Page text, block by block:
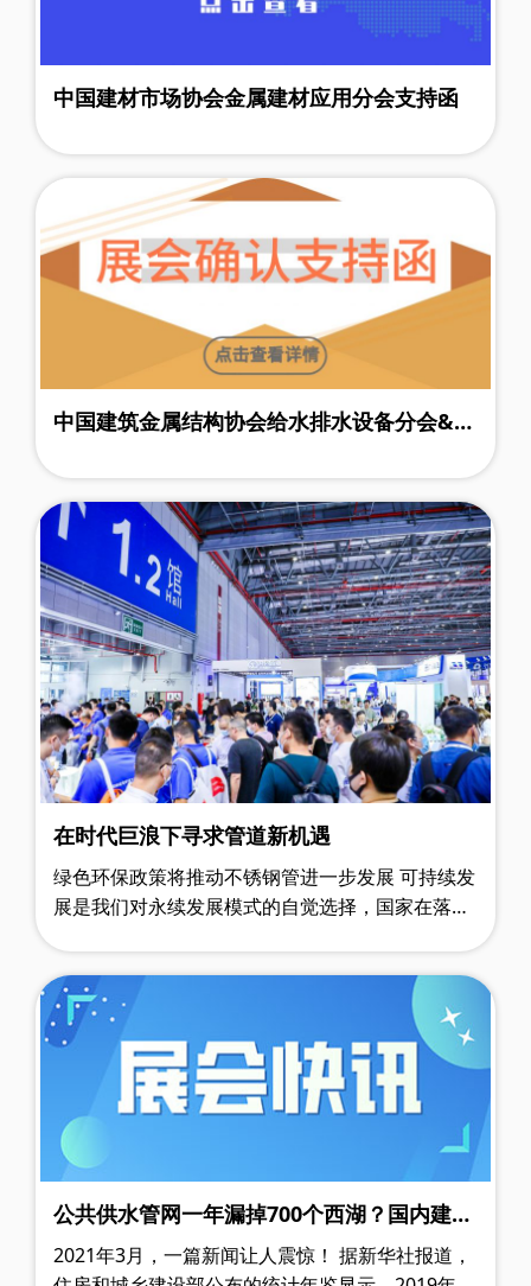
中国建材市场协会金属建材应用分会支持函
中国建筑金属结构协会给水排水设备分会&中
在时代巨浪下寻求管道新机遇
绿色环保政策将推动不锈钢管进一步发展 可持续发
展是我们对永续发展模式的自觉选择，国家在落实
公共供水管网一年漏掉700个西湖？国内建筑
管道的春天在哪里？
2021年3月，一篇新闻让人震惊！ 据新华社报道，